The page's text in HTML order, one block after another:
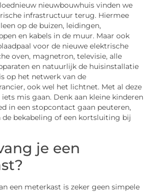
nieuwbouwhuis vinden we
infrastructuur terug. Hiermee
op de buizen, leidingen,
en kabels in de muur. Maar ook
voor de nieuwe elektrische
oven, magnetron, televisie, alle
en natuurlijk de huisinstallatie
op het netwerk van de
ook wel het lichtnet. Met al deze
iets mis gaan. Denk aan kleine kinderen
in een stopcontact gaan peuteren,
de bekabeling of een kortsluiting bij
je een
een meterkast is zeker geen simpele